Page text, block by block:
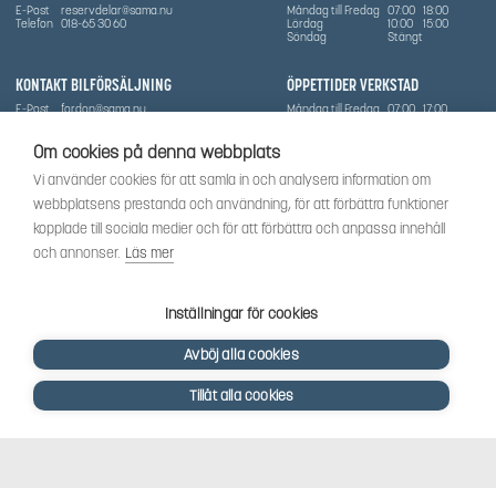
Om cookies på denna webbplats
Vi använder cookies för att samla in och analysera information om
webbplatsens prestanda och användning, för att förbättra funktioner
kopplade till sociala medier och för att förbättra och anpassa innehåll
och annonser. Läs mer
Inställningar för cookies
Avböj alla cookies
Tillåt alla cookies
Måndag till Fredag 07:00 18:00
Lördag
10:00
15:00
Söndag
Stängt
ÖPPETTIDER VERKSTAD
Måndag till Fredag 07:00 17:00
E-Post
reservdelar@sama.nu
Telefon 018-65 30 60
KONTAKT BILFÖRSÄLJNING
E-Post
fordon@sama.nu
Vi har sedan 1970-talet levererat skog-och trädgårdsprodukter till Uppsala med omnejd. Vi
har idag även ett brett utbud av dessa produkter samt BRP:s produktsortiment, gällande
Can-Am, Sea-Doo.
Vi är certifierad serviceverkstad.
SOCIALT